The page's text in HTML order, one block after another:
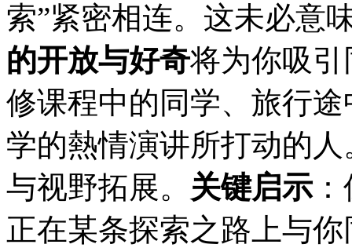
索”紧密相连。这未必意
的开放与好奇将为你吸
修课程中的同学、旅行
学的熱情演讲所打动的
与视野拓展。 关键启示：
正在某条探索之路上与